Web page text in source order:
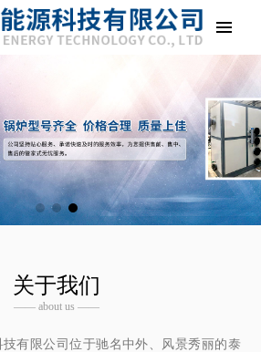
关于我们
—— about us ——
有限公司位于驰名中外、风景秀丽的泰